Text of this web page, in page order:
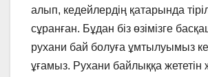
алып, кедейлердің қатарында
сұранған. Бұдан біз өзімізге
рухани бай болуға ұмтылуымыз
ұғамыз. Рухани байлыққа жететін